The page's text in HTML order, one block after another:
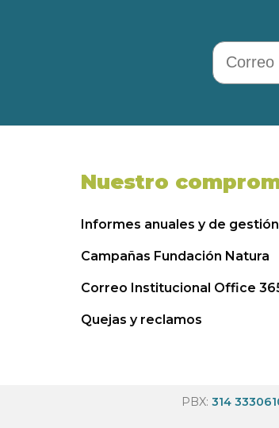
Correo
Nuestro
Informes anuales y de gestión
Campañas Fundación Natura
Correo Institucional Office
Quejas y reclamos
PBX: 314